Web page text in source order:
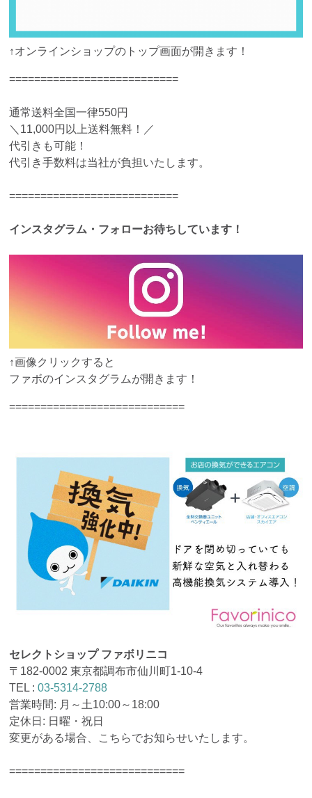
↑オンラインショップのトップ画面が開きます！
===========================
通常送料全国一律550円
＼11,000円以上送料無料！／
代引きも可能！
代引き手数料は当社が負担いたします。
===========================
インスタグラム・フォローお待ちしています！
↑画像クリックすると
ファボのインスタグラムが開きます！
============================
セレクトショップ ファボリニコ
〒182-0002 東京都調布市仙川町1-10-4
TEL :03-5314-2788
営業時間: 月～土10:00～18:00
定休日: 日曜・祝日
変更がある場合、こちらでお知らせいたします。
============================